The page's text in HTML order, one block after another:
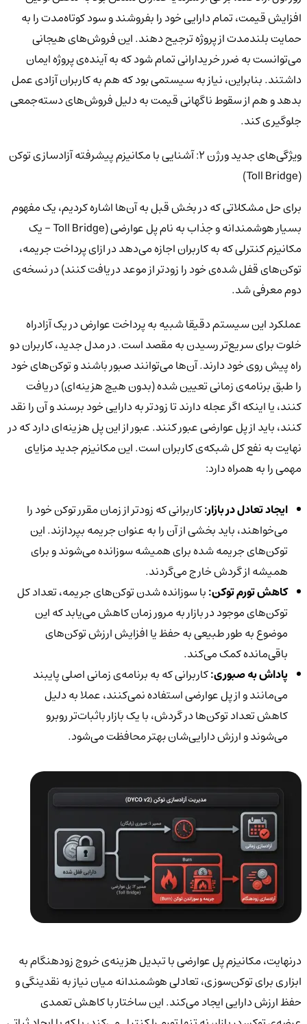
افزایش قیمت، تمام دارایی خود را بفروشند و سود کوتاه‌مدت را به
حمایت بلندمدت از پروژه ترجیح دهند. این فروش‌های هیجانی
می‌توانست به ضرر خریدارانی تمام شود که به آینده‌ی پروژه ایمان
داشتند. بنابراین، نیاز به سیستمی بود که هم به کاربران آزادی عمل
بدهد و هم از سقوط ناگهانی قیمت به دلیل فروش‌های دسته‌جمعی
جلوگیری کند.
ویژگی‌های جدید ورژن 2: آشنایی با مکانیزم پیشرفته آزادسازی توکن
برای حل مشکلاتی که در بخش قبل به آن‌ها اشاره کردیم، یک مفهوم
بسیار هوشمندانه و جذاب به نام پل عوارضی (Toll Bridge - یک
مکانیزم کنترلی که به کاربران اجازه می‌دهد در ازای پرداخت جریمه،
توکن‌های قفل شده‌ی خود را زودتر از موعد دریافت کنند) در نسخه‌ی
دوم معرفی شد.
عملکرد این سیستم دقیقا شبیه به پرداخت عوارض در یک آزادراه
خلوت برای سریع‌تر رسیدن به مقصد است. در مدل جدید، کاربران دو
راه پیش روی خود دارند. آن‌ها می‌توانند صبور باشند و توکن‌های خود
را طبق برنامه‌ی زمانی تعیین شده (بدون هیچ هزینه‌ای) دریافت
کنند، یا اینکه اگر عجله دارند تا زودتر به دارایی خود برسند و آن را نقد
کنند، باید از پل عوارضی عبور کنند. عبور از این پل هزینه‌ای دارد که در
نهایت به نفع کل شبکه‌ی کاربران است. این مکانیزم جدید مزایای
مهمی را به همراه دارد:
ایجاد تعادل در بازار:کاربرانی که زودتر از زمان مقرر توکن خود را
می‌خواهند، باید بخشی از آن را به عنوان جریمه بپردازند. این
توکن‌های جریمه شده برای همیشه سوزانده می‌شوند و برای
همیشه از گردش خارج می‌گردند.
کاهش تورم توکن:با سوزانده شدن توکن‌های جریمه، تعداد کل
توکن‌های موجود در بازار به مرور زمان کاهش می‌یابد که این
موضوع به طور طبیعی به حفظ یا افزایش ارزش توکن‌های
باقی‌مانده کمک می‌کند.
پاداش به صبوری:کاربرانی که به برنامه‌ی زمانی اصلی پایبند
می‌مانند و از پل عوارضی استفاده نمی‌کنند، عملا به دلیل
کاهش تعداد توکن‌ها در گردش، با یک بازار باثبات‌تر روبرو
می‌شوند و ارزش دارایی‌شان بهتر محافظت می‌شود.
درنهایت، مکانیزم پل عوارضی با تبدیل هزینه‌ی خروج زودهنگام به
ابزاری برای توکن‌سوزی، تعادلی هوشمندانه میان نیاز به نقدینگی و
حفظ ارزش دارایی ایجاد می‌کند. این ساختار با کاهش تعمدی